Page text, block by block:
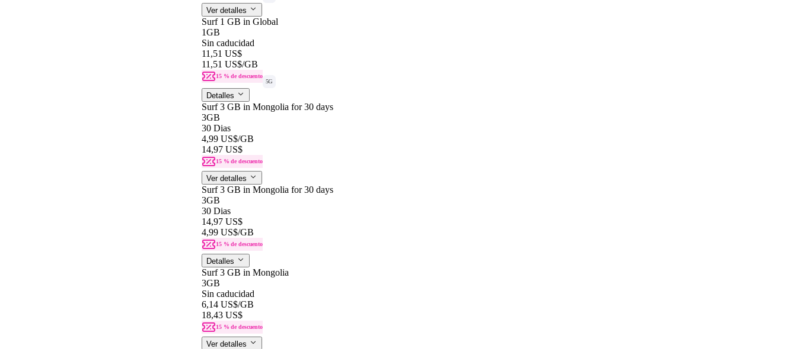
Ver detalles
Surf 1 GB in Global
1GB
Sin caducidad
11,51 US$
11,51 US$/GB
15 % de descuento
5G
Detalles
Surf 3 GB in Mongolia for 30 days
3GB
30 Dias
4,99 US$/GB
14,97 US$
15 % de descuento
Ver detalles
Surf 3 GB in Mongolia for 30 days
3GB
30 Dias
14,97 US$
4,99 US$/GB
15 % de descuento
Detalles
Surf 3 GB in Mongolia
3GB
Sin caducidad
6,14 US$/GB
18,43 US$
15 % de descuento
Ver detalles